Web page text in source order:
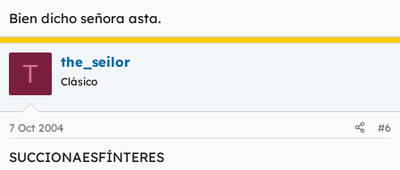
Bien dicho señora asta.
T the_seilor
Clásico
7 Oct 2004 #6
SUCCIONAESFÍNTERES